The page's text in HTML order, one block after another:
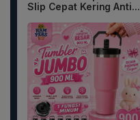
Slip Cepat Kering Anti...